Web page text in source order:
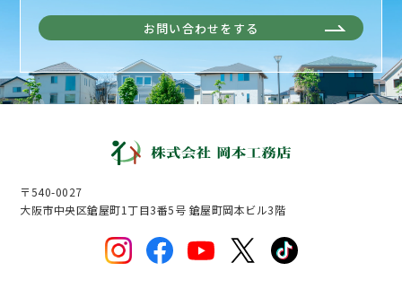
お問い合わせをする
〒540-0027
大阪市中央区鎗屋町1丁目3番5号 鎗屋町岡本ビル3階